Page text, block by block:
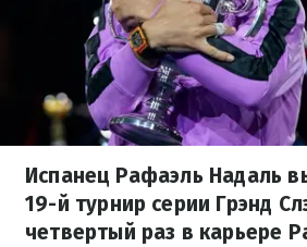
Испанец Рафаэль Надаль
19-й турнир серии Грэнд
четвертый раз в карьере